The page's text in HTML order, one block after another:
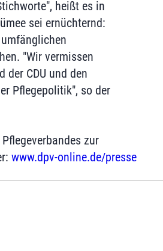
heißt es in
sei ernüchternd:
"Wir vermissen
CDU und den
Pflegepolitik", so der
zur
www.dpv-online.de/presse